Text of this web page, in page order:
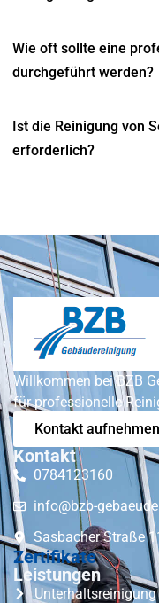
Wie oft sollte eine
durchgeführt werden?
Ist die Reinigung von
erforderlich?
Willkommen bei BZB
für professionelle
Kontakt aufnehmen
Kontakt
0784123160
info@bzb-
Sasbacher Straße
Zertifikate
Leistungen
Unterhaltsreinigung